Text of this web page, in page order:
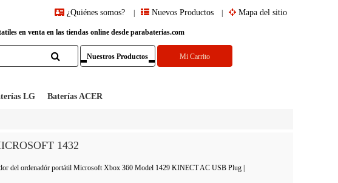
Mapa del sitio
Nuevos Productos
¿Quiénes somos?
en venta en las tiendas online desde parabaterias.com
Nuestros Productos Mi Carrito
LG Baterías ACER
1432
del ordenadór portátil Microsoft Xbox 360 Model 1429 KINECT AC USB Plug